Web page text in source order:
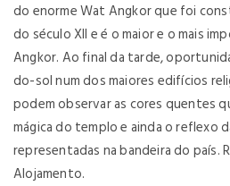
do enorme Wat Angkor que foi
do século XII e é o maior e o mais
Angkor. Ao final da tarde,
do-sol num dos maiores edifícios
podem observar as cores quentes
mágica do templo e ainda o reflexo
representadas na bandeira do país.
Alojamento.